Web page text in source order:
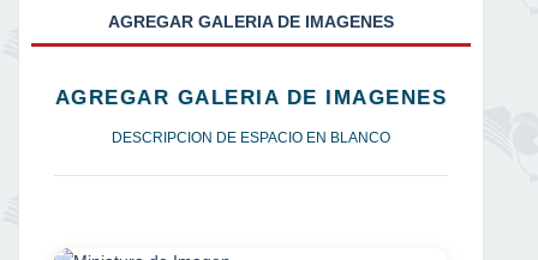
AGREGAR GALERIA DE IMAGENES
AGREGAR GALERIA DE IMAGENES
DESCRIPCION DE ESPACIO EN BLANCO